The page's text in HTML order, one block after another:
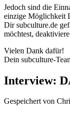
Jedoch sind die
einzige Möglichkeit
Dir subculture.de
möchtest,
Vielen Dank dafür!
Dein subculture-
Interview:
Gespeichert von